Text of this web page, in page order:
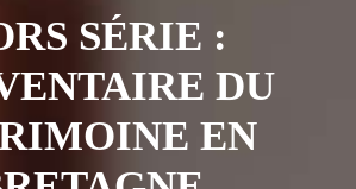
SÉRIE :
DU
EN